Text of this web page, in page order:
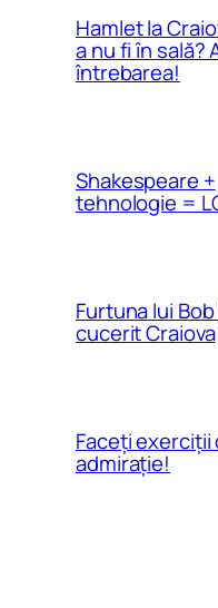
Hamlet la
a nu fi în sală?
întrebarea!
Shakespeare +
tehnologie =
Furtuna lui
cucerit Craiova
Faceți exerciții
admirație!